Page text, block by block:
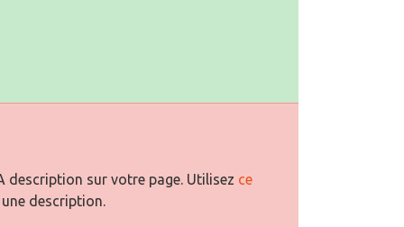
description sur votre page. Utilisez ce
description.